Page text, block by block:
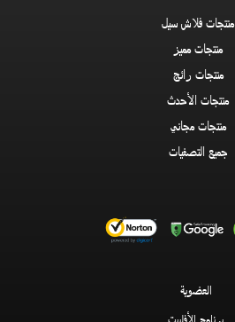
منتجات فلاش سيل
منتجات مميز
منتجات رائج
منتجات الأحدث
منتجات مجاني
جميع التصفيات
العضوية
برنامج الأفلييت